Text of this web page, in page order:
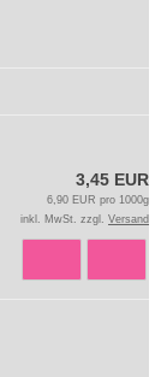
3,45 EUR
6,90 EUR pro 1000g
inkl. MwSt. zzgl. Versand